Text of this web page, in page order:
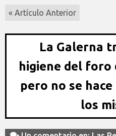
« Artículo Anterior
La Galerna
higiene del foro
pero no se
los